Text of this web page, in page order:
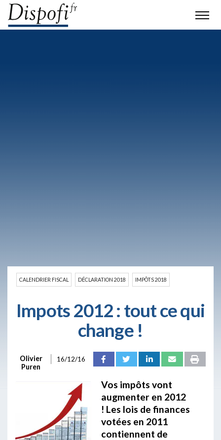
CALENDRIER FISCAL DÉCLARATION 2018 IMPÔTS 2018
Impots 2012 : tout ce qui
change !
Olivier
Puren
16/12/16
Vos impôts vont
augmenter en 2012
! Les lois de finances
votées en 2011
contiennent de